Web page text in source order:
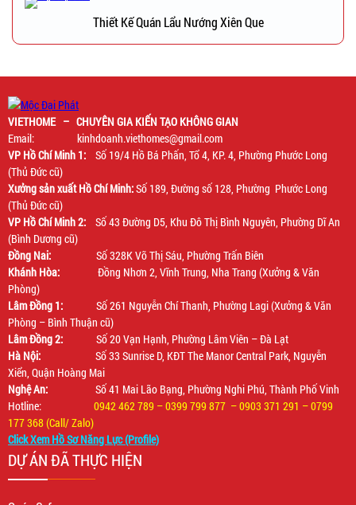
Thiết Kế Quán Lẩu Nướng Xiên Que
VIETHOME – CHUYÊN GIA KIẾN TẠO KHÔNG GIAN
Email: kinhdoanh.viethomes@gmail.com
VP Hồ Chí Minh 1: Số 19/4 Hồ Bá Phấn, Tổ 4, KP. 4, Phường Phước Long
(Thủ Đức cũ)
Xưởng sản xuất Hồ Chí Minh:Số 189, Đường số 128, Phường Phước Long
(Thủ Đức cũ)
VP Hồ Chí Minh 2: Số 43 Đường D5, Khu Đô Thị Bình Nguyên, Phường Dĩ An
(Bình Dương cũ)
Đồng Nai: Số 328K Võ Thị Sáu, Phường Trấn Biên
Khánh Hòa: Đồng Nhơn 2, Vĩnh Trung, Nha Trang (Xưởng & Văn
Phòng)
Lâm Đồng 1: Số 261 Nguyễn Chí Thanh, Phường Lagi (Xưởng & Văn
Phòng – Bình Thuận cũ)
Lâm Đồng 2: Số 20 Vạn Hạnh, Phường Lâm Viên – Đà Lạt
Hà Nội: Số 33 Sunrise D, KĐT The Manor Central Park, Nguyễn
Xiển, Quận Hoàng Mai
Nghệ An: Số 41 Mai Lão Bạng, Phường Nghi Phú, Thành Phố Vinh
Hotline: 0942 462 789 – 0399 799 877 – 0903 371 291 – 0799
177 368 (Call/ Zalo)
Click Xem Hồ Sơ Năng Lực (Profile)
DỰ ÁN ĐÃ THỰC HIỆN